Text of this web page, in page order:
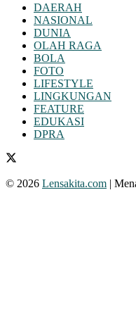
DAERAH
NASIONAL
DUNIA
OLAH RAGA
BOLA
FOTO
LIFESTYLE
LINGKUNGAN
FEATURE
EDUKASI
DPRA
© 2026 Lensakita.com |